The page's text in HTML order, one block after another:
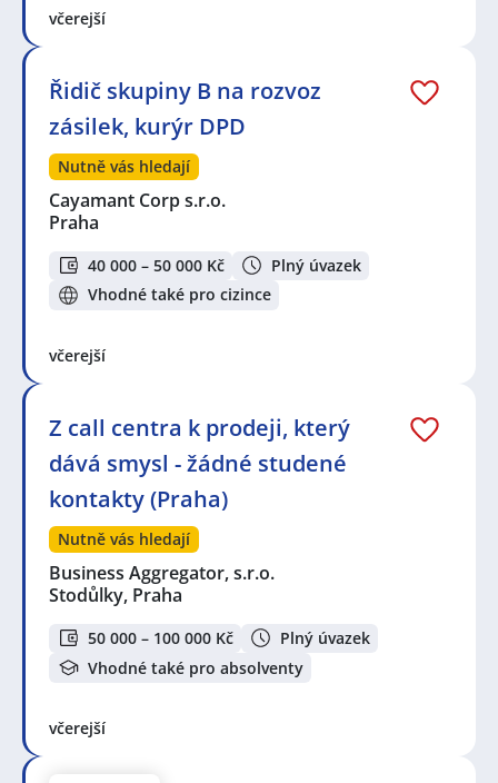
včerejší
Řidič skupiny B na rozvoz
zásilek, kurýr DPD
Nutně vás hledají
Cayamant Corp s.r.o.
Praha
40 000 – 50 000 Kč
Plný úvazek
Vhodné také pro cizince
včerejší
Z call centra k prodeji, který
dává smysl - žádné studené
kontakty (Praha)
Nutně vás hledají
Business Aggregator, s.r.o.
Stodůlky, Praha
50 000 – 100 000 Kč
Plný úvazek
Vhodné také pro absolventy
včerejší